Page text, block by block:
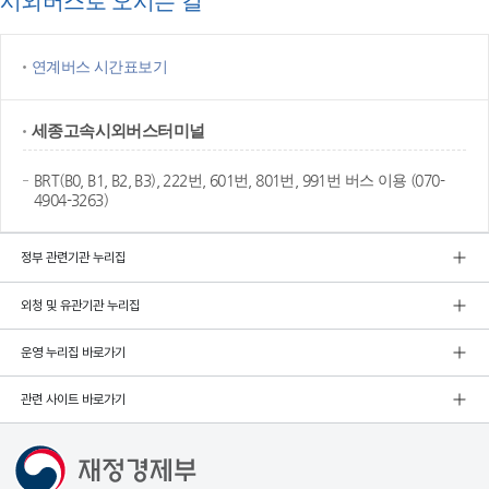
연계버스 시간표보기
세종고속시외버스터미널
BRT(B0, B1, B2, B3), 222번, 601번, 801번, 991번 버스 이용 (070-
4904-3263)
정부 관련기관 누리집
외청 및 유관기관 누리집
운영 누리집 바로가기
관련 사이트 바로가기